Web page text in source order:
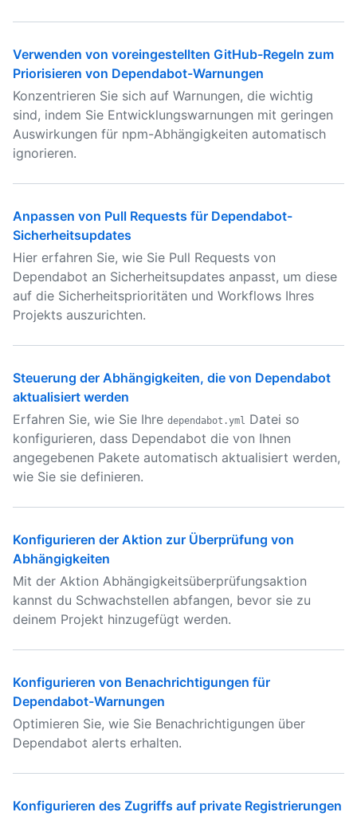
Verwenden von voreingestellten GitHub-Regeln zum
Priorisieren von Dependabot-Warnungen
Konzentrieren Sie sich auf Warnungen, die wichtig
sind, indem Sie Entwicklungswarnungen mit geringen
Auswirkungen für npm-Abhängigkeiten automatisch
ignorieren.
Anpassen von Pull Requests für Dependabot-
Sicherheitsupdates
Hier erfahren Sie, wie Sie Pull Requests von
Dependabot an Sicherheitsupdates anpasst, um diese
auf die Sicherheitsprioritäten und Workflows Ihres
Projekts auszurichten.
Steuerung der Abhängigkeiten, die von Dependabot
aktualisiert werden
Erfahren Sie, wie Sie Ihre dependabot.yml Datei so
konfigurieren, dass Dependabot die von Ihnen
angegebenen Pakete automatisch aktualisiert werden,
wie Sie sie definieren.
Konfigurieren der Aktion zur Überprüfung von
Abhängigkeiten
Mit der Aktion Abhängigkeitsüberprüfungsaktion
kannst du Schwachstellen abfangen, bevor sie zu
deinem Projekt hinzugefügt werden.
Konfigurieren von Benachrichtigungen für
Dependabot-Warnungen
Optimieren Sie, wie Sie Benachrichtigungen über
Dependabot alerts erhalten.
Konfigurieren des Zugriffs auf private Registrierungen